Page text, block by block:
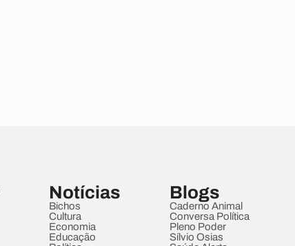
Notícias
Bichos
Cultura
Economia
Educação
Blogs
Caderno Animal
Conversa Política
Pleno Poder
Sílvio Osias